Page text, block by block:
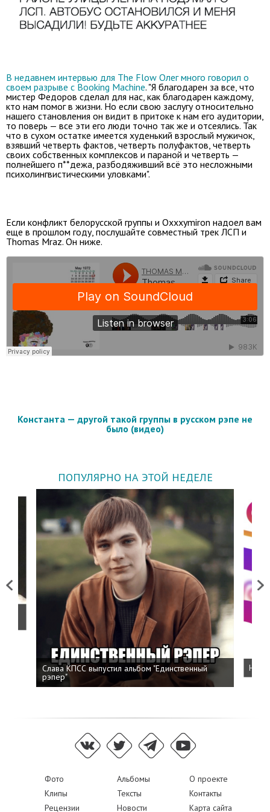
В недавнем интервью для The Flow Олег много говорил о
своем разрыве с Booking Machine. "Я благодарен за все, что
мистер Федоров сделал для нас, как благодарен каждому,
кто нам помог в жизни. Но если свою заслугу относительно
нашего становления он видит в притоке к нам его аудитории,
то поверь — все эти его люди точно так же и отсеялись. Так
что в сухом остатке имеется худенький взрослый мужичок,
взявший четверть фактов, четверть полуфактов, четверть
своих собственных комплексов и параной и четверть —
полнейшего п**дежа, разбодяживший всё это несложными
психолингвистическими уловками".
Если конфликт белорусской группы и Oxxxymiron надоел вам
еще в прошлом году, послушайте совместный трек ЛСП и
Thomas Mraz. Он ниже.
Константа — другой такой группы в русском рэпе не
было (видео)
ПОПУЛЯРНО НА ЭТОЙ НЕДЕЛЕ
Previous
Слава КПСС выпустил альбом "Единственный
рэпер"
Next
Фото Альбомы
О проекте
Клипы
Тексты
Контакты
Рецензии
Новости Карта сайта